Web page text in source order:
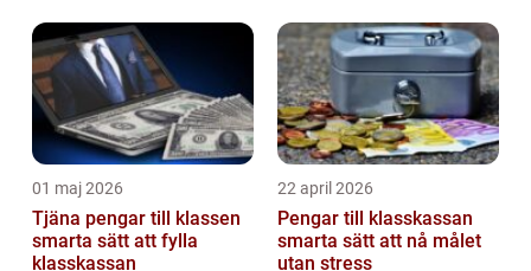
tvister...
01 maj 2026
Tjäna pengar till klassen
smarta sätt att fylla
klasskassan
22 april 2026
Pengar till klasskassan
smarta sätt att nå målet
utan stress